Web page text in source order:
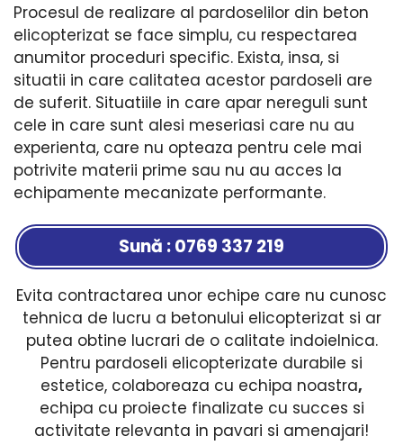
Procesul de realizare al pardoselilor din beton
elicopterizat se face simplu, cu respectarea
anumitor proceduri specific. Exista, insa, si
situatii in care calitatea acestor pardoseli are
de suferit. Situatiile in care apar nereguli sunt
cele in care sunt alesi meseriasi care nu au
experienta, care nu opteaza pentru cele mai
potrivite materii prime sau nu au acces la
echipamente mecanizate performante.
Sună : 0769 337 219
Evita contractarea unor echipe care nu cunosc
tehnica de lucru a betonului elicopterizat si ar
putea obtine lucrari de o calitate indoielnica.
Pentru pardoseli elicopterizate durabile si
estetice, colaboreaza cu echipa noastra,
echipa cu proiecte finalizate cu succes si
activitate relevanta in pavari si amenajari!